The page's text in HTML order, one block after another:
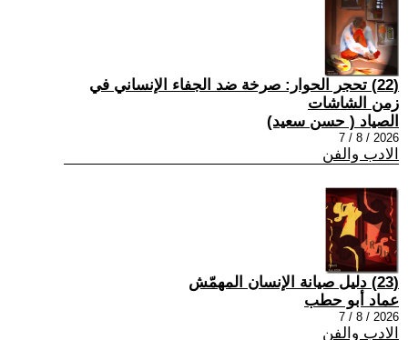
(22) تحجر الحوار: صرخة ضد الجفاء الإنساني في
زمن الشاشات
الصياد ‏( حسن سعيد‏)
2026 / 8 / 7
الادب والفن
(23) دليل صيانة الإنسان المهمّش
عماد أبو حطب
2026 / 8 / 7
الادب والفن